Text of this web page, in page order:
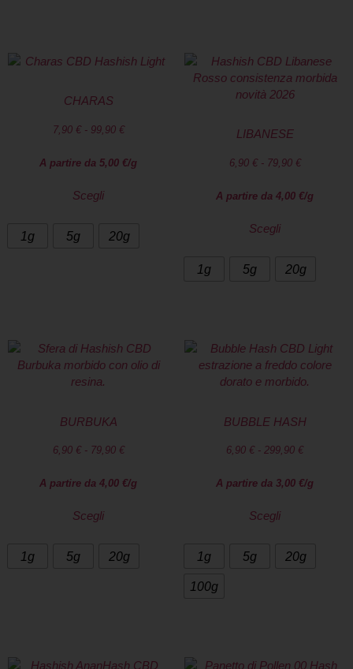
CHARAS
7,90 € - 99,90 €
A partire da 5,00 €/g
Scegli
1g 5g 20g
LIBANESE
6,90 € - 79,90 €
A partire da 4,00 €/g
Scegli
1g 5g 20g
BURBUKA
6,90 € - 79,90 €
A partire da 4,00 €/g
Scegli
1g 5g 20g
BUBBLE HASH
6,90 € - 299,90 €
A partire da 3,00 €/g
Scegli
1g 5g 20g
100g